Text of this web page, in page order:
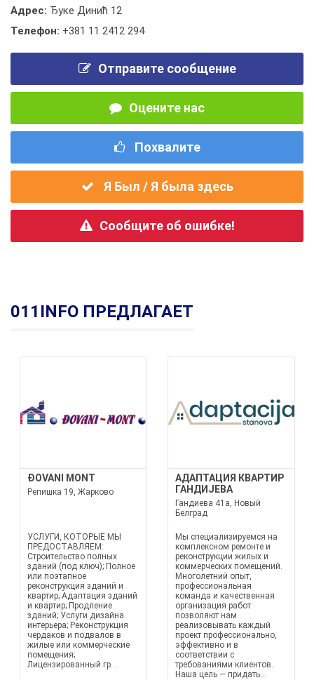
Адрес: Ђуке Динић 12
Телефон: +381 11 2412 294
Отправите сообщение
Оцените нас
Похвалите
Я Был / Я была здесь
Сообщите об ошибке!
011INFO ПРЕДЛАГАЕТ
ĐOVANI MONT
Репишка 19, Жарково
УСЛУГИ, КОТОРЫЕ МЫ
ПРЕДОСТАВЛЯЕМ:
Строительство полных
зданий (под ключ); Полное
или поэтапное
реконструкция зданий и
квартир; Адаптация зданий
и квартир; Продление
зданий; Услуги дизайна
интерьера; Реконструкция
чердаков и подвалов в
жилые или коммерческие
помещения;
Лицензированный гр...
АДАПТАЦИЯ КВАРТИР
ГАНДИЈЕВА
Гандиева 41а, Новый
Белград
Мы специализируемся на
комплексном ремонте и
реконструкции жилых и
коммерческих помещений.
Многолетний опыт,
профессиональная
команда и качественная
организация работ
позволяют нам
реализовывать каждый
проект профессионально,
эффективно и в
соответствии с
требованиями клиентов.
Наша цель — придать...